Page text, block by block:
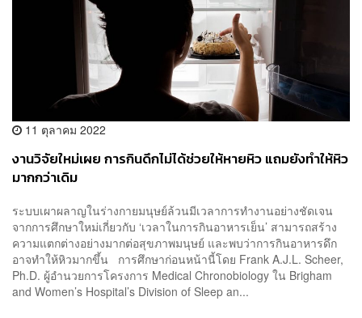
11 ตุลาคม 2022
งานวิจัยใหม่เผย การกินดึกไม่ได้ช่วยให้หายหิว แถมยังทำให้หิว
มากกว่าเดิม
ระบบเผาผลาญในร่างกายมนุษย์ล้วนมีเวลาการทำงานอย่างชัดเจน
จากการศึกษาใหม่เกี่ยวกับ ‘เวลาในการกินอาหารเย็น’ สามารถสร้าง
ความแตกต่างอย่างมากต่อสุขภาพมนุษย์ และพบว่าการกินอาหารดึก
อาจทำให้หิวมากขึ้น การศึกษาก่อนหน้านี้โดย Frank A.J.L. Scheer,
Ph.D. ผู้อำนวยการโครงการ Medical Chronobiology ใน Brigham
and Women’s Hospital’s Division of Sleep an...